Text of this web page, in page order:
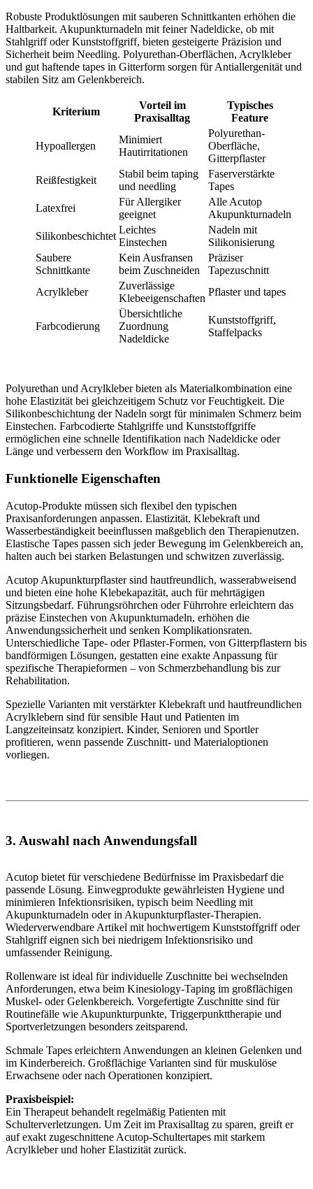
Robuste Produktlösungen mit sauberen Schnittkanten erhöhen die
Haltbarkeit. Akupunkturnadeln mit feiner Nadeldicke, ob mit
Stahlgriff oder Kunststoffgriff, bieten gesteigerte Präzision und
Sicherheit beim Needling. Polyurethan-Oberflächen, Acrylkleber
und gut haftende tapes in Gitterform sorgen für Antiallergenität und
stabilen Sitz am Gelenkbereich.
Kriterium
Vorteil im
Praxisalltag
Typisches
Feature
Hypoallergen
Minimiert
Hautirritationen
Polyurethan-
Oberfläche,
Gitterpflaster
Reißfestigkeit
Stabil beim taping
und needling
Faserverstärkte
Tapes
Latexfrei
Für Allergiker
geeignet
Alle Acutop
Akupunkturnadeln
Silikonbeschichtet
Leichtes
Einstechen
Nadeln mit
Silikonisierung
Saubere
Schnittkante
Kein Ausfransen
beim Zuschneiden
Präziser
Tapezuschnitt
Acrylkleber
Zuverlässige
Klebeeigenschaften
Pflaster und tapes
Farbcodierung
Übersichtliche
Zuordnung
Nadeldicke
Kunststoffgriff,
Staffelpacks
Polyurethan und Acrylkleber bieten als Materialkombination eine
hohe Elastizität bei gleichzeitigem Schutz vor Feuchtigkeit. Die
Silikonbeschichtung der Nadeln sorgt für minimalen Schmerz beim
Einstechen. Farbcodierte Stahlgriffe und Kunststoffgriffe
ermöglichen eine schnelle Identifikation nach Nadeldicke oder
Länge und verbessern den Workflow im Praxisalltag.
Funktionelle Eigenschaften
Acutop-Produkte müssen sich flexibel den typischen
Praxisanforderungen anpassen. Elastizität, Klebekraft und
Wasserbeständigkeit beeinflussen maßgeblich den Therapienutzen.
Elastische Tapes passen sich jeder Bewegung im Gelenkbereich an,
halten auch bei starken Belastungen und schwitzen zuverlässig.
Acutop Akupunkturpflaster sind hautfreundlich, wasserabweisend
und bieten eine hohe Klebekapazität, auch für mehrtägigen
Sitzungsbedarf. Führungsröhrchen oder Führrohre erleichtern das
präzise Einstechen von Akupunkturnadeln, erhöhen die
Anwendungssicherheit und senken Komplikationsraten.
Unterschiedliche Tape- oder Pflaster-Formen, von Gitterpflastern bis
bandförmigen Lösungen, gestatten eine exakte Anpassung für
spezifische Therapieformen – von Schmerzbehandlung bis zur
Rehabilitation.
Spezielle Varianten mit verstärkter Klebekraft und hautfreundlichen
Acrylklebern sind für sensible Haut und Patienten im
Langzeiteinsatz konzipiert. Kinder, Senioren und Sportler
profitieren, wenn passende Zuschnitt- und Materialoptionen
vorliegen.
3. Auswahl nach Anwendungsfall
Acutop bietet für verschiedene Bedürfnisse im Praxisbedarf die
passende Lösung. Einwegprodukte gewährleisten Hygiene und
minimieren Infektionsrisiken, typisch beim Needling mit
Akupunkturnadeln oder in Akupunkturpflaster-Therapien.
Wiederverwendbare Artikel mit hochwertigem Kunststoffgriff oder
Stahlgriff eignen sich bei niedrigem Infektionsrisiko und
umfassender Reinigung.
Rollenware ist ideal für individuelle Zuschnitte bei wechselnden
Anforderungen, etwa beim Kinesiology-Taping im großflächigen
Muskel- oder Gelenkbereich. Vorgefertigte Zuschnitte sind für
Routinefälle wie Akupunkturpunkte, Triggerpunkttherapie und
Sportverletzungen besonders zeitsparend.
Schmale Tapes erleichtern Anwendungen an kleinen Gelenken und
im Kinderbereich. Großflächige Varianten sind für muskulöse
Erwachsene oder nach Operationen konzipiert.
Praxisbeispiel:
Ein Therapeut behandelt regelmäßig Patienten mit
Schulterverletzungen. Um Zeit im Praxisalltag zu sparen, greift er
auf exakt zugeschnittene Acutop-Schultertapes mit starkem
Acrylkleber und hoher Elastizität zurück.